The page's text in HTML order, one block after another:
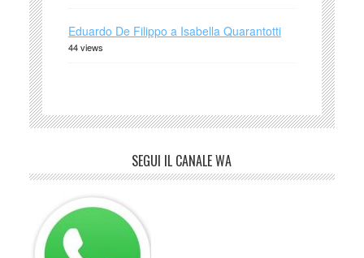
Eduardo De Filippo a Isabella Quarantotti
44 views
SEGUI IL CANALE WA